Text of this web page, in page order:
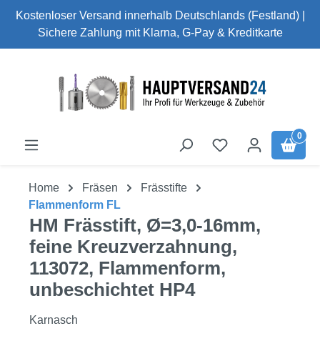
Zum Hauptinhalt springen
Kostenloser Versand innerhalb Deutschlands (Festland) |
Sichere Zahlung mit Klarna, G-Pay & Kreditkarte
0
Home Fräsen
Frässtifte
Flammenform FL
HM Frässtift, Ø=3,0-16mm,
feine Kreuzverzahnung,
113072, Flammenform,
unbeschichtet HP4
Karnasch